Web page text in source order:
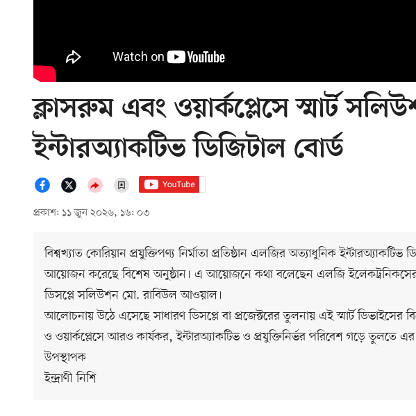
ক্লাসরুম এবং ওয়ার্কপ্লেসে স্মার্ট
ইন্টারঅ্যাকটিভ ডিজিটাল বোর্ড
প্রকাশ: ১১ জুন ২০২৬, ১৬: ০৩
বিশ্বখ্যাত কোরিয়ান প্রযুক্তিপণ্য নির্মাতা প্রতিষ্ঠান এলজির অত্যাধুনিক
আয়োজন করেছে বিশেষ অনুষ্ঠান। এ আয়োজনে কথা বলেছেন এলজি ইলেকট্রনিকসের
ডিসপ্লে সলিউশন মো. রাবিউল আওয়াল।
আলোচনায় উঠে এসেছে সাধারণ ডিসপ্লে বা প্রজেক্টরের তুলনায় এই স্মার্ট
ও ওয়ার্কপ্লেসে আরও কার্যকর, ইন্টারঅ্যাকটিভ ও প্রযুক্তিনির্ভর পরিবেশ গড়ে তুলতে
উপস্থাপক
ইন্দ্রাণী নিশি